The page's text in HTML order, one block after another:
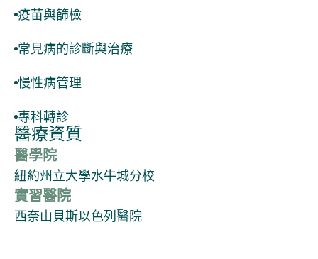
疫苗與篩檢
常見病的診斷與治療
慢性病管理
專科轉診
醫療資質
醫學院
紐約州立大學水牛城分校
實習醫院
西奈山貝斯以色列醫院